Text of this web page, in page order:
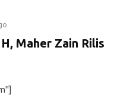
Maher Zain Rilis